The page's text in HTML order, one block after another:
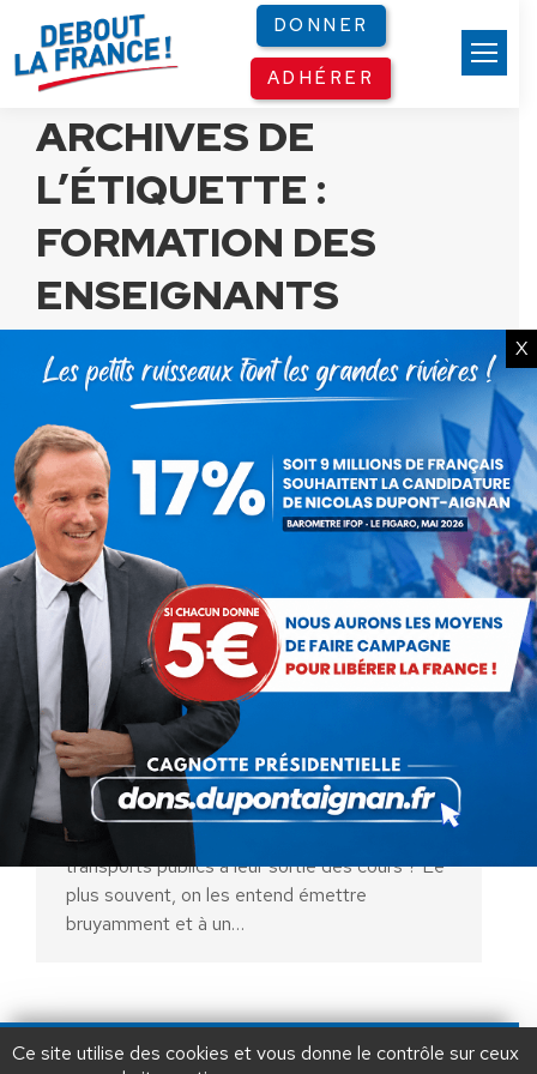
DONNER
ADHÉRER
ARCHIVES DE
L’ÉTIQUETTE :
FORMATION DES
ENSEIGNANTS
Instruction Publique versus
Education Nationale
Actualités ParClaude Gelès
20 mai 2024
Avez-vous déjà écouté les conversations des
écoliers, lycéens ou étudiants dans les
transports publics à leur sortie des cours ? Le
plus souvent, on les entend émettre
bruyamment et à un…
X
LIBÉRER LA FRANCE
JE FAIS UN DON À DLF
Panneau de gestion des cookies
Ce site utilise des cookies et vous donne le contrôle sur ceux